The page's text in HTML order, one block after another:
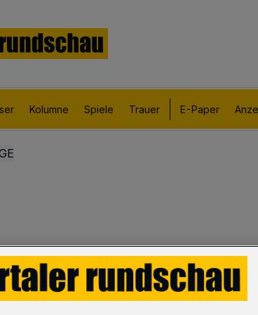
Kolumne Spiele Trauer E-Paper